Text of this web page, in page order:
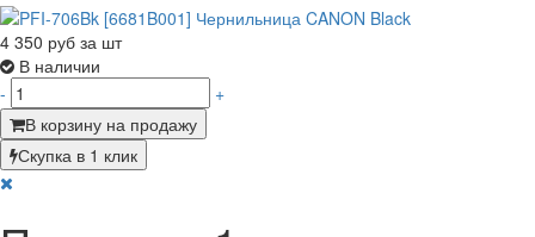
4 350 руб за шт
В наличии
-
+
В корзину на продажу
Скупка в 1 клик